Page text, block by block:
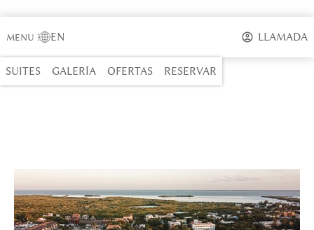
MENU ⋮ EN LLAMADA
SUITES GALERÍA OFERTAS RESERVAR